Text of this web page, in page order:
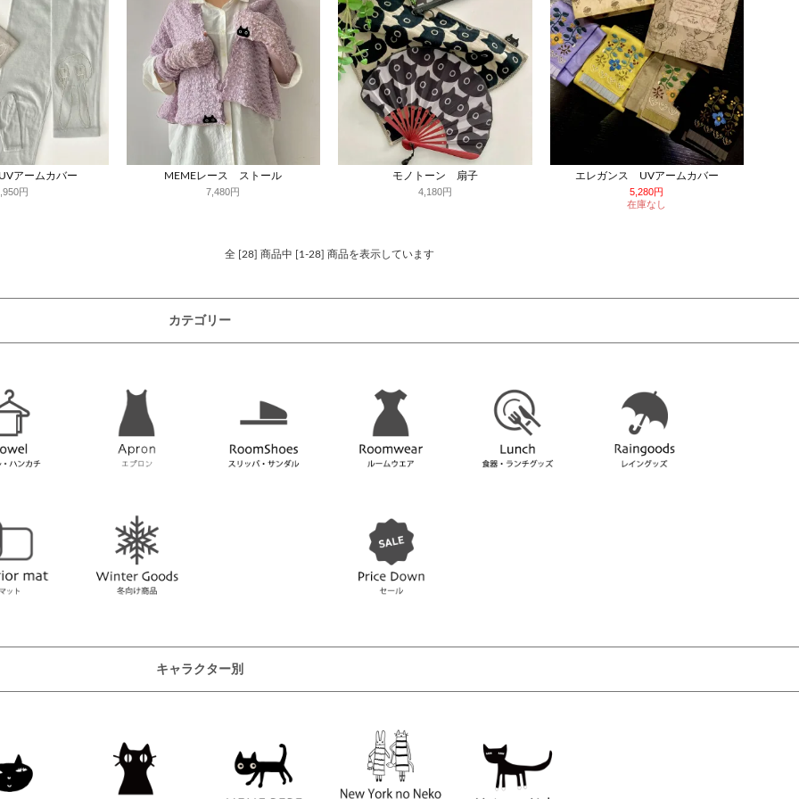
アームカバー
円
MEMEレース ストール
7,480円
モノトーン 扇子
4,180円
エレガンス UVアームカバー
5,280円
在庫なし
全 [28] 商品中 [1-28] 商品を表示しています
カテゴリー
キャラクター別